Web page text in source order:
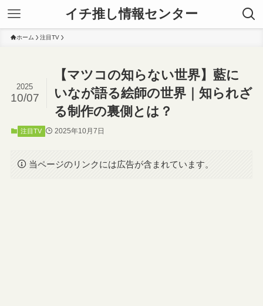
イチ推し情報センター
ホーム 注目TV
【マツコの知らない世界】藍に
いなが語る絵師の世界｜知られざ
る制作の裏側とは？
2025
10/07
注目TV 2025年10月7日
当ページのリンクには広告が含まれています。